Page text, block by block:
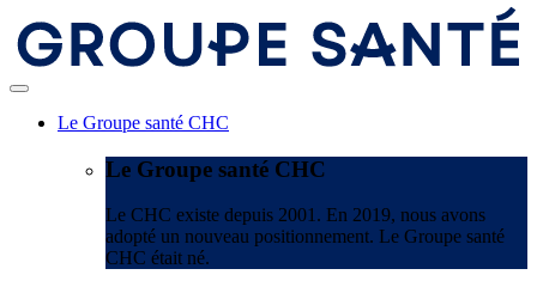
Le Groupe santé CHC
Le Groupe santé CHC
Le CHC existe depuis 2001. En 2019, nous avons
adopté un nouveau positionnement. Le Groupe santé
CHC était né.